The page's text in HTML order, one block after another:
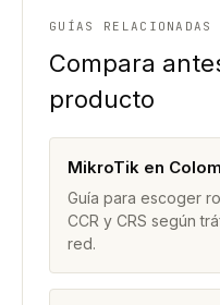
GUÍAS RELACIONADAS
Compara
producto
MikroTik en
Guía para escoger
CCR y CRS según
red.